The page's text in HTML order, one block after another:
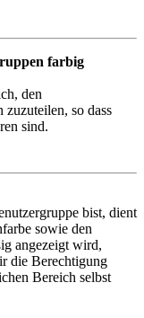
farbig
den
zuzuteilen, so dass
sind.
bist, dient
sowie den
angezeigt wird,
die Berechtigung
Bereich selbst